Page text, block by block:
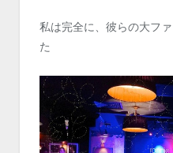
私は完全に、彼らの大フ
た